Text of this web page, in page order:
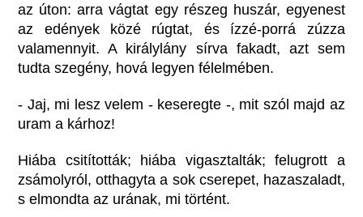
az úton: arra vágtat egy részeg huszár, egyenest
az edények közé rúgtat, és ízzé-porrá zúzza
valamennyit. A királylány sírva fakadt, azt sem
tudta szegény, hová legyen félelmében.
- Jaj, mi lesz velem - keseregte -, mit szól majd az
uram a kárhoz!
Hiába csitították; hiába vigasztalták; felugrott a
zsámolyról, otthagyta a sok cserepet, hazaszaladt,
s elmondta az urának, mi történt.